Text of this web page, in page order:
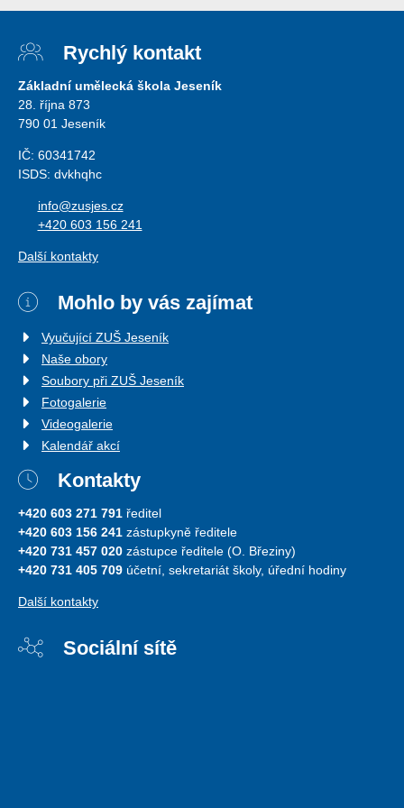
Rychlý kontakt
Základní umělecká škola Jeseník
28. října 873
790 01 Jeseník
IČ: 60341742
ISDS: dvkhqhc
info@zusjes.cz
+420 603 156 241
Další kontakty
Mohlo by vás zajímat
Vyučující ZUŠ Jeseník
Naše obory
Soubory při ZUŠ Jeseník
Fotogalerie
Videogalerie
Kalendář akcí
Kontakty
+420 603 271 791 ředitel
+420 603 156 241 zástupkyně ředitele
+420 731 457 020 zástupce ředitele (O. Březiny)
+420 731 405 709 účetní, sekretariát školy, úřední hodiny
Další kontakty
Sociální sítě